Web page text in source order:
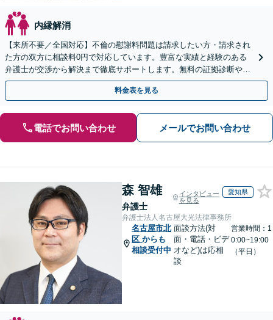
内縁解消
【来所不要／全国対応】不倫の慰謝料問題は請求したい方・請求され
た方の双方に相談料0円で対応しています。豊富な実績と経験のある
弁護士が交渉から解決まで徹底サポートします。無料の証拠診断や着
手金の返還保証もありますので安心してご相談ください。
料金表を見る
電話でお問い合わせ メールでお問い合わせ
森 智雄
弁護士
インタビュー
を見る
愛知県
弁護士法人名古屋大光法律事務所
名古屋市北
区 からも
相談受付中
面談方法(対
面・電話・ビデ
オなど)は応相
談
営業時間：1
0:00~19:00
（平日）